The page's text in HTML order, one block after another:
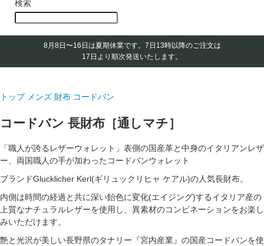
検索
8月8日〜16日は夏期休業です。 7日13時以降のご注文は
17日より順次発送いたします。
トップ メンズ 財布 コードバン
コードバン 長財布［通しマチ］
「職人が誇るレザーウォレット」表側の国産革と中身のイタリアンレザ
ー、両国職人の手が加わったコードバンウォレット
ブランドGlucklicher Kerl(ギリュックリヒャ ケアル)の人気長財布。
内側は時間の経過と共に深い飴色に変化(エイジング)するイタリア産の
上質なナチュラルレザーを使用し、異素材のコンビネーションをお楽し
みいただけます。
艶と光沢が美しい長野県のタナリー『宮内産業』の国産コードバンを使